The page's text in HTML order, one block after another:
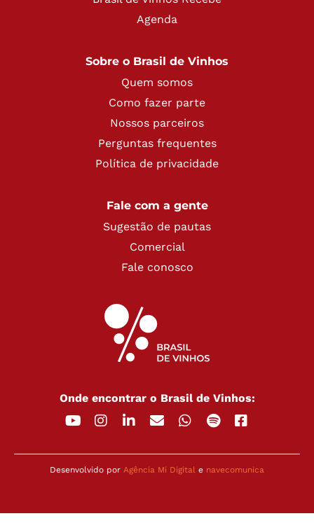
Agenda
Sobre o Brasil de Vinhos
Quem somos
Como fazer parte
Nossos parceiros
Perguntas frequentes
Política de privacidade
Fale com a gente
Sugestão de pautas
Comercial
Fale conosco
Onde encontrar o Brasil de Vinhos:
Desenvolvido por Agência Mi Digital e navecomunica